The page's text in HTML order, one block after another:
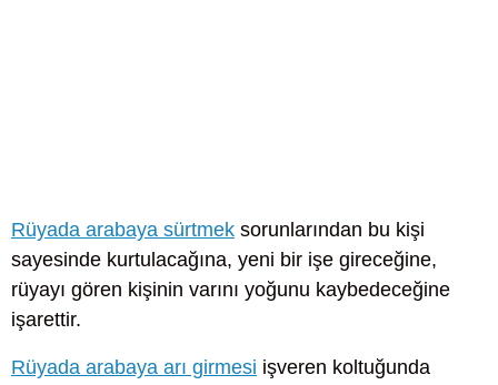
Rüyada arabaya sürtmek sorunlarından bu kişi
sayesinde kurtulacağına, yeni bir işe gireceğine,
rüyayı gören kişinin varını yoğunu kaybedeceğine
işarettir.
Rüyada arabaya arı girmesi işveren koltuğunda